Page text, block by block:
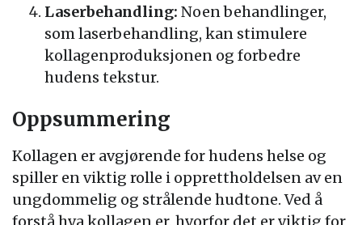
Laserbehandling: Noen behandlinger,
som laserbehandling, kan stimulere
kollagenproduksjonen og forbedre
hudens tekstur.
Oppsummering
Kollagen er avgjørende for hudens helse og
spiller en viktig rolle i opprettholdelsen av en
ungdommelig og strålende hudtone. Ved å